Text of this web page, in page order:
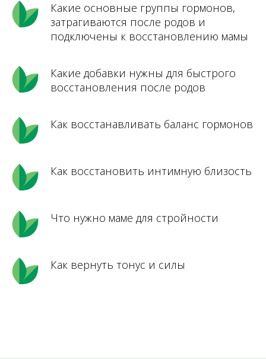
Какие основные группы гормонов,
затрагиваются после родов и
подключены к восстановлению мамы
Какие добавки нужны для быстрого
восстановления после родов
Как восстанавливать баланс гормонов
Как восстановить интимную близость
Что нужно маме для стройности
Как вернуть тонус и силы